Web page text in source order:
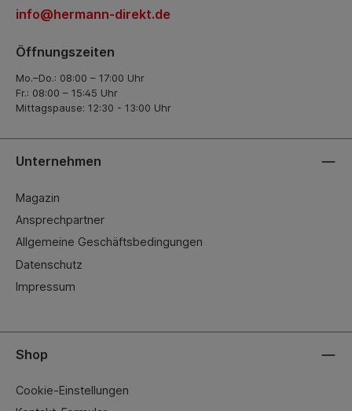
info@hermann-direkt.de
Öffnungszeiten
Mo.–Do.: 08:00 – 17:00 Uhr
Fr.: 08:00 – 15:45 Uhr
Mittagspause: 12:30 - 13:00 Uhr
Unternehmen
Magazin
Ansprechpartner
Allgemeine Geschäftsbedingungen
Datenschutz
Impressum
Shop
Cookie-Einstellungen